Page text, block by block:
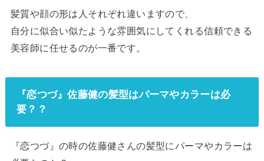
髪質や顔の形は人それぞれ違いますので、
自分に似合い似たような雰囲気にしてくれる信頼できる
美容師に任せるのが一番です。
『恋つづ』佐藤健の髪型はパーマやカラーは必
要？？
『恋つづ』の時の佐藤健さんの髪型にパーマやカラーは